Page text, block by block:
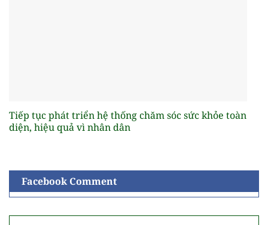
Tiếp tục phát triển hệ thống chăm sóc sức khỏe toàn
diện, hiệu quả vì nhân dân
Facebook Comment